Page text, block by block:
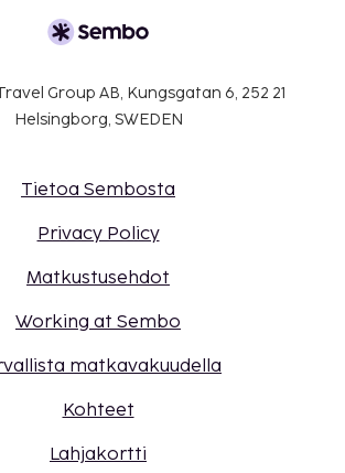
Group AB, Kungsgatan 6, 252 21
Helsingborg, SWEDEN
Tietoa Sembosta
Privacy Policy
Matkustusehdot
Working at Sembo
matkavakuudella
Kohteet
Lahjakortti